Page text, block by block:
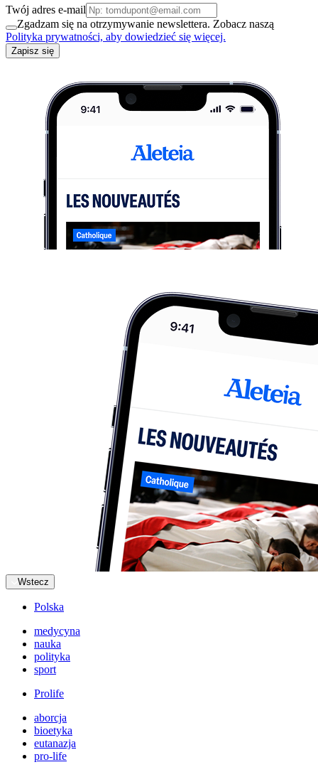
Twój adres e-mail
Zgadzam się na otrzymywanie newslettera. Zobacz naszą
Polityka prywatności, aby dowiedzieć się więcej.
Zapisz się
Wstecz
Polska
medycyna
nauka
polityka
sport
Prolife
aborcja
bioetyka
eutanazja
pro-life